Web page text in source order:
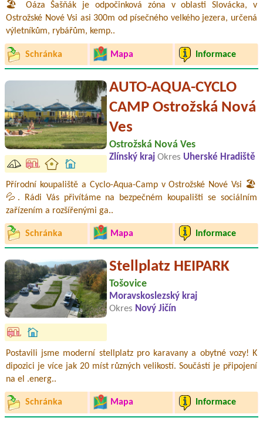
🏖️ Oáza Šašňák je odpočinková zóna v oblasti Slovácka, v
Ostrožské Nové Vsi asi 300m od písečného velkého jezera, určená
výletníkům, rybářům, kemp..
Schránka Mapa Informace
AUTO-AQUA-CYCLO
CAMP Ostrožská Nová
Ves
Ostrožská Nová Ves
Zlínský kraj Okres Uherské Hradiště
Přírodní koupaliště a Cyclo-Aqua-Camp v Ostrožské Nové Vsi 🏖️
💦. Rádi Vás přivítáme na bezpečném koupališti se sociálním
zařízením a rozšířenými ga..
Schránka Mapa Informace
Stellplatz HEIPARK
Tošovice
Moravskoslezský kraj
Okres Nový Jičín
Postavili jsme moderní stellplatz pro karavany a obytné vozy! K
dipozici je více jak 20 míst různých velikostí. Součástí je připojení
na el .energ..
Schránka Mapa Informace